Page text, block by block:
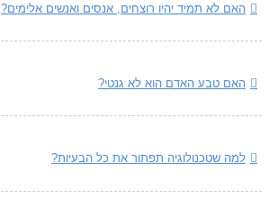
האם לא תמיד יהיו רוצחים, אנסים ואנשים אלימים?
האם טבע האדם הוא לא גנטי?
למה שטכנולוגיה תפתור את כל הבעיות?